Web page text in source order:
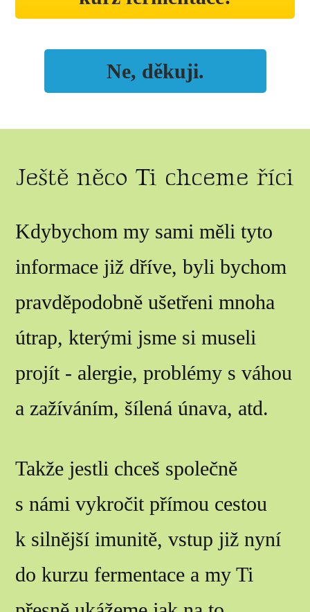
Ne, děkuji.
Ještě něco Ti chceme říci
Kdybychom my sami měli tyto
informace již dříve, byli bychom
pravděpodobně ušetřeni mnoha
útrap, kterými jsme si museli
projít - alergie, problémy s váhou
a zažíváním, šílená únava, atd.
Takže jestli chceš společně
s námi vykročit přímou cestou
k silnější imunitě, vstup již nyní
do kurzu fermentace a my Ti